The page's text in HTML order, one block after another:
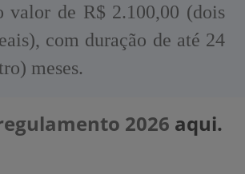
valor de R$ 2.100,00 (dois
com duração de até 24
meses.
2026 aqui.